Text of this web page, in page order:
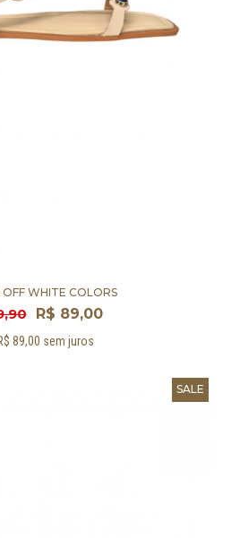
OFF WHITE COLORS
R$ 89,00
89,00 sem juros
SALE